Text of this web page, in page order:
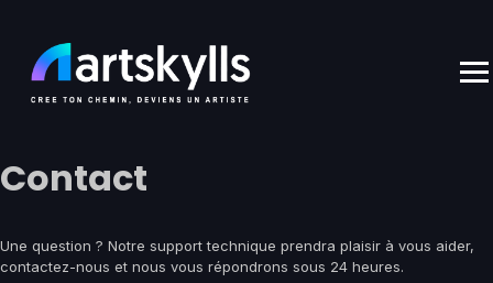
content
Contact
Une question ? Notre support technique prendra plaisir à vous aider,
contactez-nous et nous vous répondrons sous 24 heures.